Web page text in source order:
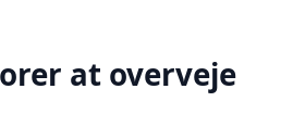
at overveje